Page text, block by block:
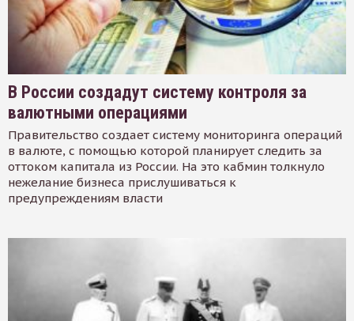
В России создадут систему контроля за
валютными операциями
Правительство создает систему мониторинга операций
в валюте, с помощью которой планирует следить за
оттоком капитала из России. На это кабмин толкнуло
нежелание бизнеса прислушиваться к
предупреждениям власти